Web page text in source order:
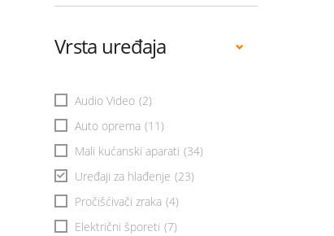
Vrsta uređaja
Audio Video (2)
Auto oprema (11)
Mali kućanski aparati (34)
Uređaji za hlađenje (23)
Pročišćivači zraka (4)
Električni šporeti (7)